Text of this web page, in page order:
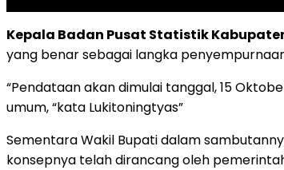
Kepala Badan Pusat Statistik
yang benar sebagai langka
“Pendataan akan dimulai tanggal, 15
umum, “kata Lukitoningtyas”
Sementara Wakil Bupati dalam
konsepnya telah dirancang oleh